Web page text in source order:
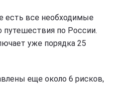
есть все необходимые
путешествия по России.
уже порядка 25
еще около 6 рисков,